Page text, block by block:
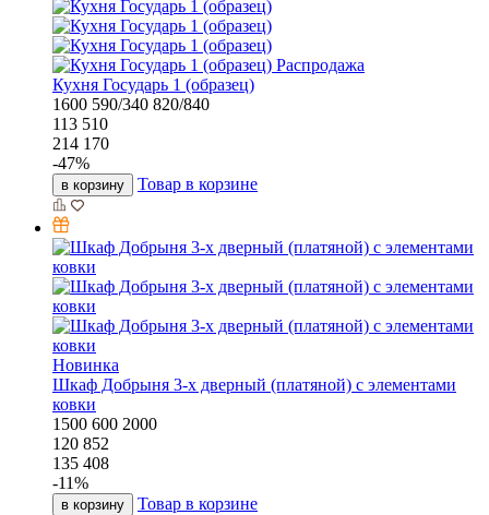
Распродажа
Кухня Государь 1 (образец)
1600 590/340 820/840
113 510
214 170
-47%
в корзину Товар в корзине
Новинка
Шкаф Добрыня 3-х дверный (платяной) с элементами
ковки
1500 600 2000
120 852
135 408
-11%
в корзину Товар в корзине